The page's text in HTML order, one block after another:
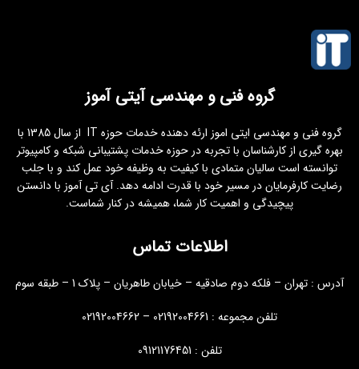
گروه فنی و مهندسی آیتی آموز
گروه فنی و مهندسی ایتی اموز ارئه دهنده خدمات حوزه IT از سال 1385 با
بهره گیری از کارشناسان با تجربه در حوزه خدمات پشتیبانی شبکه و کامپیوتر
توانسته است سالیان متمادی با کیفیت به وظیفه خود عمل کند و با جلب
رضایت کارفرمایان در مسیر خود با قدرت ادامه دهد. آی تی آموز با دانستن
پیچیدگی و اهمیت کار شما، همیشه در کنار شماست.
اطلاعات تماس
آدرس : تهران – فلکه دوم صادقیه – خیابان طاهریان – پلاک 1 – طبقه سوم
تلفن مجموعه : 02192004661 – 02192004662
تلفن : 09121176451